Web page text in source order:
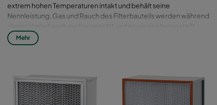
extrem hohen Temperaturen intakt und behält seine
Nennleistung. Gas und Rauch des Filterbauteils werden während
dass der Filter nicht zur Kontamination der Fertigungsprozesse
beiträgt.
Standardgröße des vollständigen Moduls: 610x610 mm
Mehr